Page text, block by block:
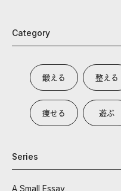
Category
鍛える 整える
痩せる 遊ぶ
Series
A Small Essay